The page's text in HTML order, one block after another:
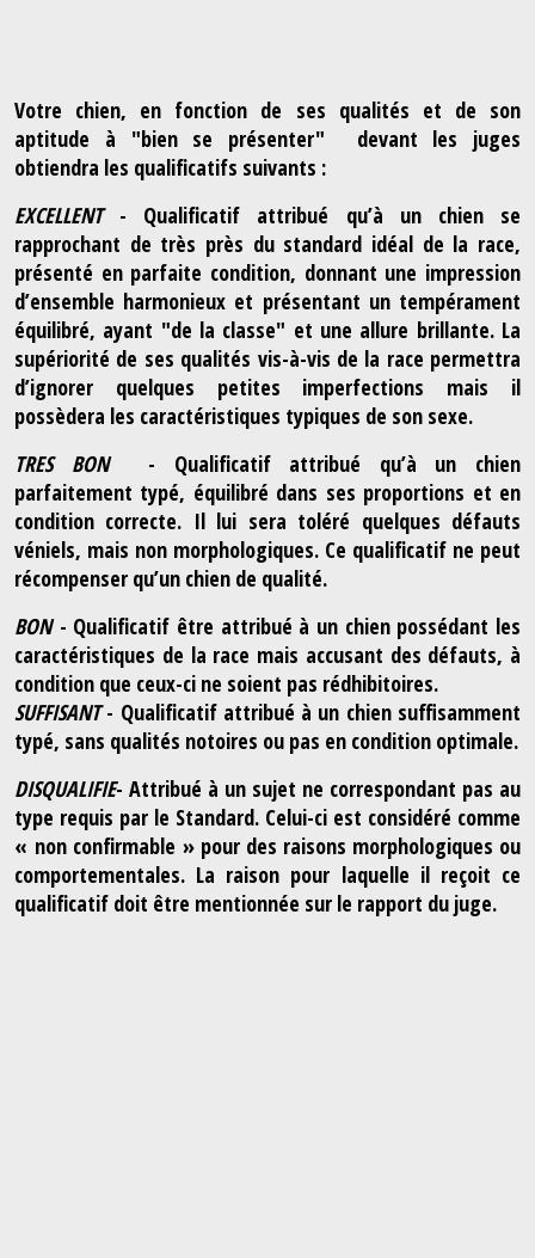
Votre chien, en fonction de ses qualités et de son
aptitude à "bien se présenter" devant les juges
obtiendra les qualificatifs suivants :
EXCELLENT - Qualificatif attribué qu’à un chien se
rapprochant de très près du standard idéal de la race,
présenté en parfaite condition, donnant une impression
d’ensemble harmonieux et présentant un tempérament
équilibré, ayant "de la classe" et une allure brillante. La
supériorité de ses qualités vis-à-vis de la race permettra
d’ignorer quelques petites imperfections mais il
possèdera les caractéristiques typiques de son sexe.
TRES BON
- Qualificatif attribué qu’à un chien
parfaitement typé, équilibré dans ses proportions et en
condition correcte. Il lui sera toléré quelques défauts
véniels, mais non morphologiques. Ce qualificatif ne peut
récompenser qu’un chien de qualité.
BON - Qualificatif être attribué à un chien possédant les
caractéristiques de la race mais accusant des défauts, à
condition que ceux-ci ne soient pas rédhibitoires.
SUFFISANT- Qualificatif attribué à un chien suffisamment
typé, sans qualités notoires ou pas en condition optimale.
DISQUALIFIE- Attribué à un sujet ne correspondant pas au
type requis par le Standard. Celui-ci est considéré comme
« non confirmable » pour des raisons morphologiques ou
comportementales. La raison pour laquelle il reçoit ce
qualificatif doit être mentionnée sur le rapport du juge.